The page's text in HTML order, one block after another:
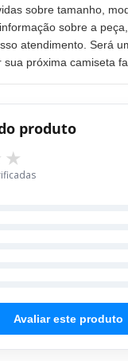
sobre tamanho,
sobre a
atendimento. Será
próxima camiseta
produto
Avaliar este produto